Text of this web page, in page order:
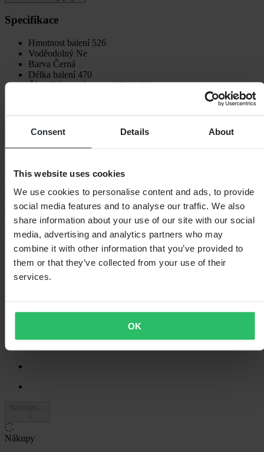
Consent Details About
This website uses cookies
We use cookies to personalise content and ads, to provide
social media features and to analyse our traffic. We also
share information about your use of our site with our social
media, advertising and analytics partners who may
combine it with other information that you’ve provided to
them or that they’ve collected from your use of their
services.
OK
Specifikace
Hmotnost balení 526
Voděodolný Ne
Barva Černá
Délka balení 470
Číslo článku výrobce8070-2-OS
Doprava a vrácení
4.83z 5
Na základě 6 recenzí
5
5
4
1
2
Nákupy